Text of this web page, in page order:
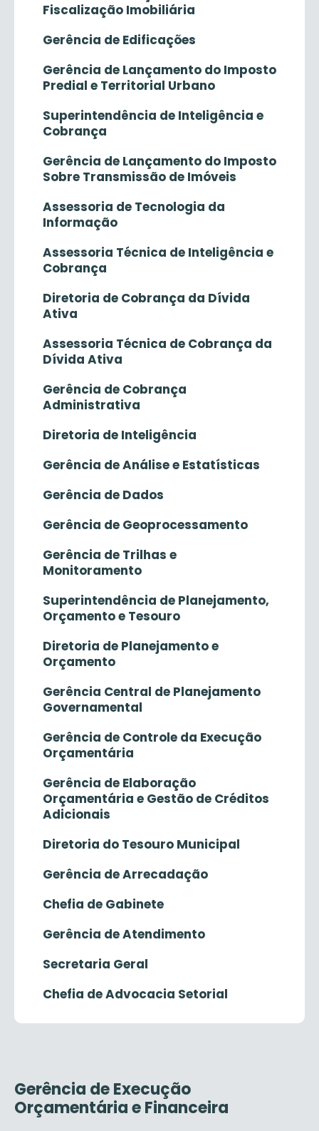
Fiscalização Imobiliária
Gerência de Edificações
Gerência de Lançamento do Imposto
Predial e Territorial Urbano
Superintendência de Inteligência e
Cobrança
Gerência de Lançamento do Imposto
Sobre Transmissão de Imóveis
Assessoria de Tecnologia da
Informação
Assessoria Técnica de Inteligência e
Cobrança
Diretoria de Cobrança da Dívida
Ativa
Assessoria Técnica de Cobrança da
Dívida Ativa
Gerência de Cobrança
Administrativa
Diretoria de Inteligência
Gerência de Análise e Estatísticas
Gerência de Dados
Gerência de Geoprocessamento
Gerência de Trilhas e
Monitoramento
Superintendência de Planejamento,
Orçamento e Tesouro
Diretoria de Planejamento e
Orçamento
Gerência Central de Planejamento
Governamental
Gerência de Controle da Execução
Orçamentária
Gerência de Elaboração
Orçamentária e Gestão de Créditos
Adicionais
Diretoria do Tesouro Municipal
Gerência de Arrecadação
Chefia de Gabinete
Gerência de Atendimento
Secretaria Geral
Chefia de Advocacia Setorial
Gerência de Execução
Orçamentária e Financeira